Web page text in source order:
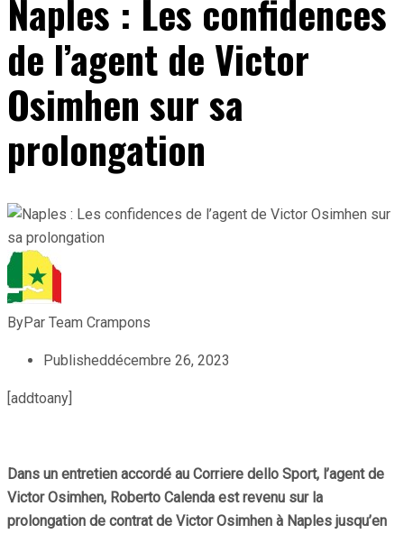
Naples : Les confidences
de l’agent de Victor
Osimhen sur sa
prolongation
ByPar Team Crampons
Publisheddécembre 26, 2023
[addtoany]
Dans un entretien accordé au Corriere dello Sport, l’agent de
Victor Osimhen, Roberto Calenda est revenu sur la
prolongation de contrat de Victor Osimhen à Naples jusqu’en